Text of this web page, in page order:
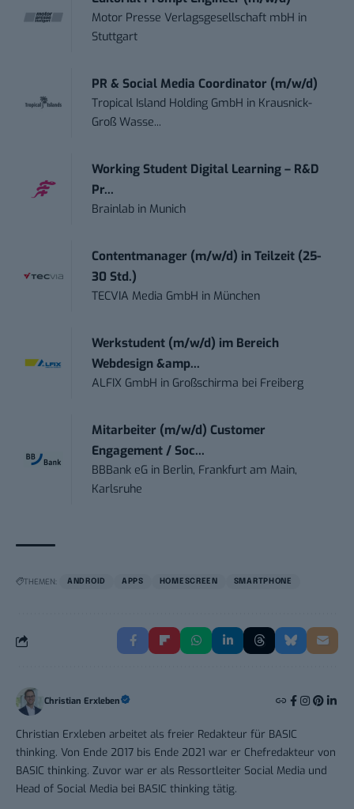
Motor Presse Verlagsgesellschaft mbH in
Stuttgart
PR & Social Media Coordinator (m/w/d)
Tropical Island Holding GmbH in Krausnick-
Groß Wasse...
Working Student Digital Learning – R&D
Pr...
Brainlab in Munich
Contentmanager (m/w/d) in Teilzeit (25-
30 Std.)
TECVIA Media GmbH in München
Werkstudent (m/w/d) im Bereich
Webdesign &amp...
ALFIX GmbH in Großschirma bei Freiberg
Mitarbeiter (m/w/d) Customer
Engagement / Soc...
BBBank eG in Berlin, Frankfurt am Main,
Karlsruhe
THEMEN: ANDROID APPS HOMESCREEN SMARTPHONE
Christian Erxleben
Christian Erxleben arbeitet als freier Redakteur für BASIC
thinking. Von Ende 2017 bis Ende 2021 war er Chefredakteur von
BASIC thinking. Zuvor war er als Ressortleiter Social Media und
Head of Social Media bei BASIC thinking tätig.